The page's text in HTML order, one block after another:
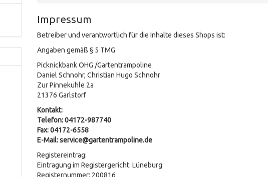
Impressum
Betreiber und verantwortlich für die Inhalte dieses Shops ist:
Angaben gemäß § 5 TMG
Picknickbank OHG /Gartentrampoline
Daniel Schnohr, Christian Hugo Schnohr
Zur Pinnekuhle 2a
21376 Garlstorf
Kontakt:
Telefon: 04172-987740
Fax: 04172-6558
E-Mail: service@gartentrampoline.de
Registereintrag:
Eintragung im Registergericht: Lüneburg
Registernummer: 200816